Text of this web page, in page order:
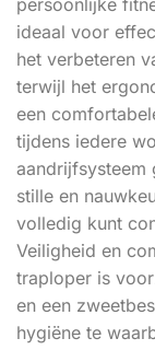
ideaal voor
het verbeteren
terwijl het
een
tijdens iedere
aandrijfsysteem
stille en
volledig kunt
Veiligheid en
traploper is
en een
hygiëne te